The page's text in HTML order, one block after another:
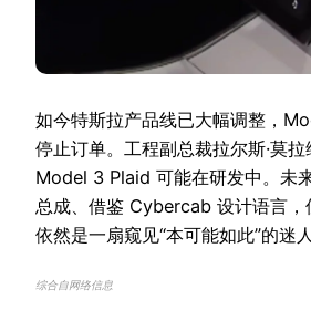
如今特斯拉产品线已大幅调整，
停止订单。工程副总裁拉尔斯·莫
Model 3 Plaid 可能在研发中。未
总成、借鉴 Cybercab 设计语言
依然是一扇窥见“本可能如此”的迷人
综合自网络信息